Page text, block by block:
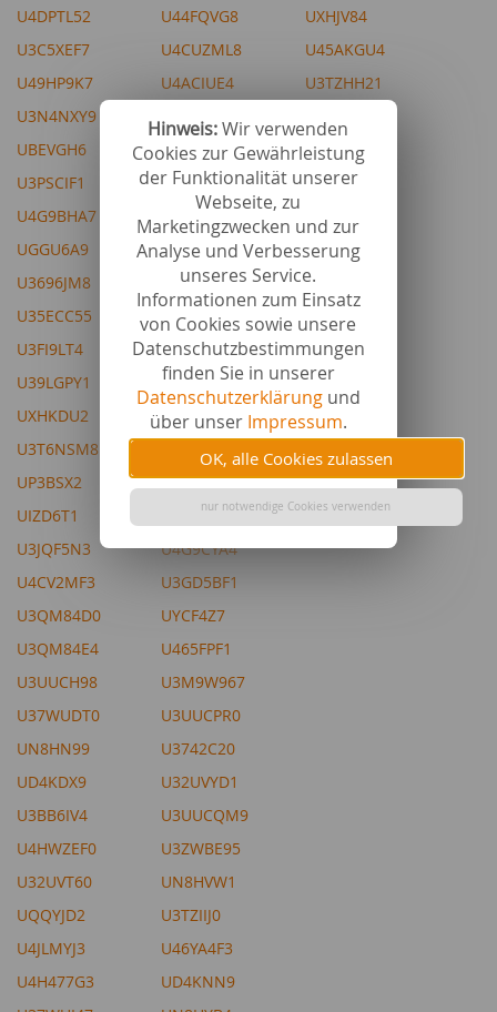
Hinweis:Wir verwenden
Cookies zur Gewährleistung
der Funktionalität unserer
Webseite, zu
Marketingzwecken und zur
Analyse und Verbesserung
unseres Service.
Informationen zum Einsatz
von Cookies sowie unsere
Datenschutzbestimmungen
finden Sie in unserer
Datenschutzerklärungund
über unser Impressum.
OK, alle Cookies zulassen
nur notwendige Cookies verwenden
U4DPTL52
U3C5XEF7
U49HP9K7
U3N4NXY9
UBEVGH6
U3PSCIF1
U4G9BHA7
UGGU6A9
U3696JM8
U35ECC55
U3FI9LT4
U39LGPY1
U44FQVG8
U4CUZML8
U4ACIUE4
U3LF2QN4
U3XDSBJ5
ULIT3Z6
U3H7WE99
U3222H31
U42R4GI5
U39LGYS8
U39LGYZ6
U3UUBK41
UXHJV84
U45AKGU4
U3TZHH21
UES86S0
USFLAB5
U3ZWAES5
U48MVL55
U46Y9390
U3XDSLQ3
UI6IB97
UIZCTZ6
UXHKDU2
U3T6NSM8
UP3BSX2
UIZD6T1
U3JQF5N3
U4CV2MF3
U3QM84D0
U3QM84E4
U3UUCH98
U37WUDT0
UN8HN99
UD4KDX9
U3BB6IV4
U4HWZEF0
U32UVT60
UQQYJD2
U4JLMYJ3
U4H477G3
U3TZID97
U3QM8A93
U45ALED2
UHBPVH4
U4G9CYA4
U3GD5BF1
UYCF4Z7
U465FPF1
U3M9W967
U3UUCPR0
U3742C20
U32UVYD1
U3UUCQM9
U3ZWBE95
UN8HVW1
U3TZIIJ0
U46YA4F3
UD4KNN9